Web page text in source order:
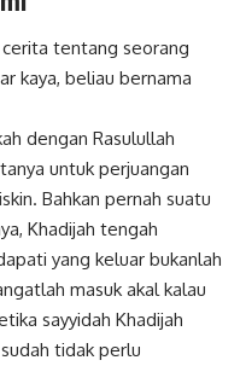
tentang seorang
kaya, beliau bernama
dengan Rasulullah
untuk perjuangan
Bahkan pernah suatu
Khadijah tengah
yang keluar bukanlah
masuk akal kalau
sayyidah Khadijah
tidak perlu